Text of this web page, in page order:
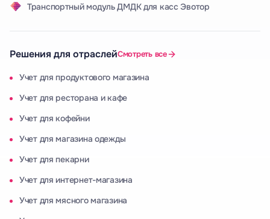
Транспортный модуль ДМДК для касс Эвотор
Решения для отраслейСмотреть все
Учет для продуктового магазина
Учет для ресторана и кафе
Учет для кофейни
Учет для магазина одежды
Учет для пекарни
Учет для интернет-магазина
Учет для мясного магазина